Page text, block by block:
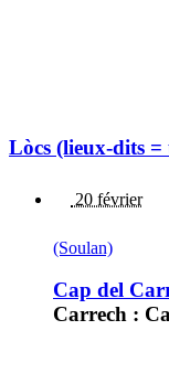
Lòcs (lieux-dits =
20 février
(Soulan)
Cap del
Carrech :